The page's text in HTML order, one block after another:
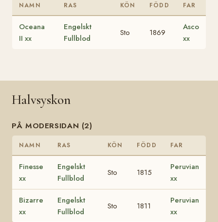
NAMN RAS KÖN FÖDD FAR
Oceana
II xx
Engelskt
Fullblod
Sto 1869
Asco
xx
Halvsyskon
PÅ MODERSIDAN (2)
NAMN RAS KÖN FÖDD FAR
Finesse
xx
Engelskt
Fullblod
Sto 1815
Peruvian
xx
Bizarre
xx
Engelskt
Fullblod
Sto 1811
Peruvian
xx